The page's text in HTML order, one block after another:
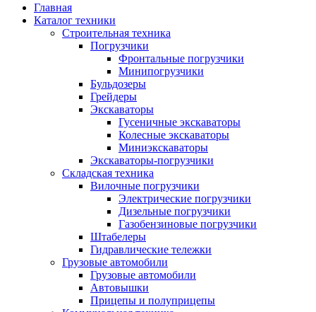
Главная
Каталог техники
Строительная техника
Погрузчики
Фронтальные погрузчики
Минипогрузчики
Бульдозеры
Грейдеры
Экскаваторы
Гусеничные экскаваторы
Колесные экскаваторы
Миниэкскаваторы
Экскаваторы-погрузчики
Складская техника
Вилочные погрузчики
Электрические погрузчики
Дизельные погрузчики
Газобензиновые погрузчики
Штабелеры
Гидравлические тележки
Грузовые автомобили
Грузовые автомобили
Автовышки
Прицепы и полуприцепы